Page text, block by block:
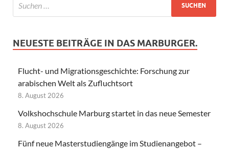
NEUESTE BEITRÄGE IN DAS MARBURGER.
Flucht- und Migrationsgeschichte: Forschung zur
arabischen Welt als Zufluchtsort
8. August 2026
Volkshochschule Marburg startet in das neue Semester
8. August 2026
Fünf neue Masterstudiengänge im Studienangebot –